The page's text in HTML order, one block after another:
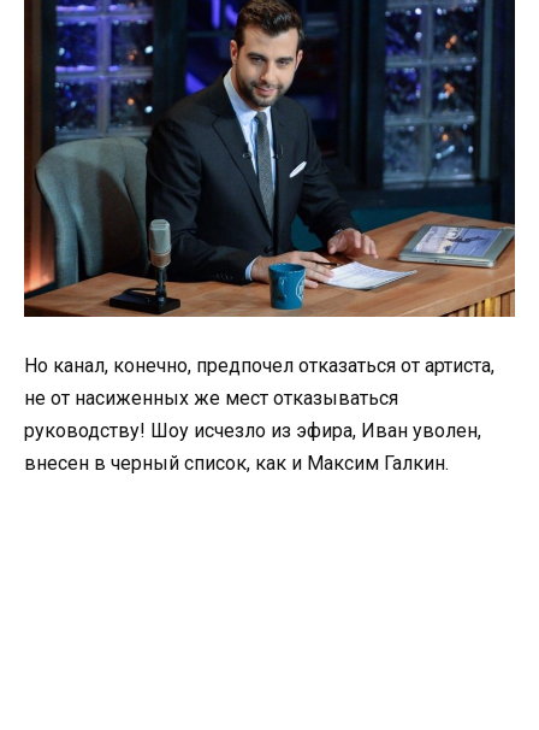
Но канал, конечно, предпочел отказаться от артиста,
не от насиженных же мест отказываться
руководству! Шоу исчезло из эфира, Иван уволен,
внесен в черный список, как и Максим Галкин.